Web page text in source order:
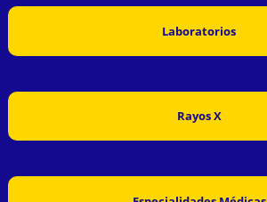
Laboratorios
Rayos X